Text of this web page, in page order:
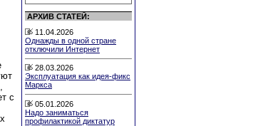
с
АРХИВ СТАТЕЙ:
11.04.2026
Однажды в одной стране
отключили Интернет
28.03.2026
Эксплуатация как идея-фикс
Маркса
05.01.2026
Надо заниматься
профилактикой диктатур